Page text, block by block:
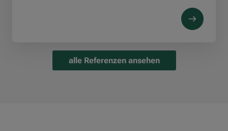
alle Referenzen ansehen